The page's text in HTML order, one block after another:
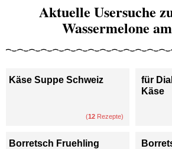
Aktuelle Usersuche
Wassermelone
Käse Suppe Schweiz
(12 Rezepte)
für
Käse
Borretsch Fruehling